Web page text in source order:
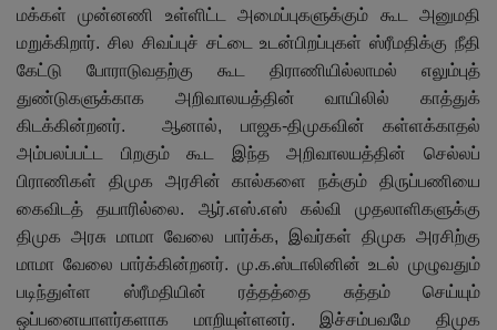
மக்கள் முன்னணி உள்ளிட்ட அமைப்புகளுக்கும் கூட அனுமதி
மறுக்கிறார். சில சிவப்புச் சட்டை உடன்பிறப்புகள் ஸ்ரீமதிக்கு நீதி
கேட்டு போராடுவதற்கு கூட திராணியில்லாமல் எலும்புத்
துண்டுகளுக்காக அறிவாலயத்தின் வாயிலில் காத்துக்
கிடக்கின்றனர். ஆனால், பாஜக-திமுகவின் கள்ளக்காதல்
அம்பலப்பட்ட பிறகும் கூட இந்த அறிவாலயத்தின் செல்லப்
பிராணிகள் திமுக அரசின் கால்களை நக்கும் திருப்பணியை
கைவிடத் தயாரில்லை. ஆர்.எஸ்.எஸ் கல்வி முதலாளிகளுக்கு
திமுக அரசு மாமா வேலை பார்க்க, இவர்கள் திமுக அரசிற்கு
மாமா வேலை பார்க்கின்றனர். மு.க.ஸ்டாலினின் உடல் முழுவதும்
படிந்துள்ள ஸ்ரீமதியின் ரத்தத்தை சுத்தம் செய்யும்
ஒப்பனையாளர்களாக மாறியுள்ளனர். இச்சம்பவமே திமுக